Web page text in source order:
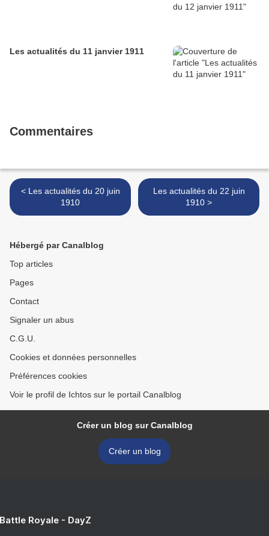
Les actualités du 11 janvier 1911
Commentaires
< Les actualités du 20 juin
1910
Les actualités du 22 juin
1910 >
Hébergé par Canalblog
Top articles
Pages
Contact
Signaler un abus
C.G.U.
Cookies et données personnelles
Préférences cookies
Voir le profil de Ichtos sur le portail Canalblog
Créer un blog sur Canalblog
Créer un blog
Royale - DayZ